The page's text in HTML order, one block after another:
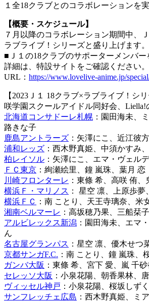
１全18クラブとのコラボレーションを
【概要・スケジュール】
７月以降のコラボレーション期間中、
ラブライブ！シリーズと盛り上げます。
■Ｊ１の18クラブのサポーターメンバー
詳細は、特設サイトをご確認ください。
URL： https://www.lovelive-anime.jp/
【2023Ｊ１ 18クラブ×ラブライブ！シ
咲学園スクールアイドル同好会、Liella!
北海道コンサドーレ札幌 ：園田海未、
路きな子
鹿島アントラーズ ：矢澤にこ、近江彼
浦和レッズ ：西木野真姫、中須かすみ
柏レイソル ：矢澤にこ、エマ・ヴェル
ＦＣ東京 ：絢瀬絵里、鐘 嵐珠、葉月 恋
川崎フロンターレ ：東條 希、高咲 侑、
横浜Ｆ・マリノス ： 星空 凛、上原歩
横浜ＦＣ
：南 ことり、天王寺璃奈、米
湘南ベルマーレ ：高坂穂乃果、三船栞
アルビレックス新潟 ：園田海未、エマ
ん
名古屋グランパス ：星空 凛、優木せつ
京都サンガF.C. ：南 ことり、鐘 嵐珠、
ガンバ大阪 ：東條 希、宮下 愛、嵐 千
セレッソ大阪 ：小泉花陽、朝香果林、
ヴィッセル神戸 ：小泉花陽、桜坂しず
サンフレッチェ広島 ：西木野真姫、ミ